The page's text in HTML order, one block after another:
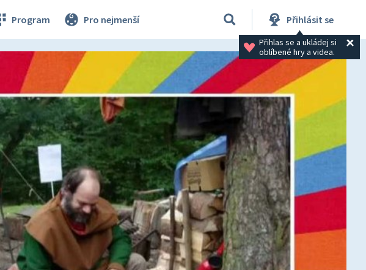
Program Pro nejmenší Přihlásit se
Přihlas se a ukládej si
oblíbené hry a videa.